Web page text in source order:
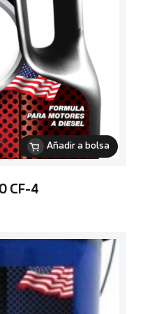
Añadir a bolsa
CF-4